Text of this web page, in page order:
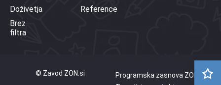
Doživetja
Brez
filtra
Reference
© Zavod ZON.si
Programska zasnova ZON